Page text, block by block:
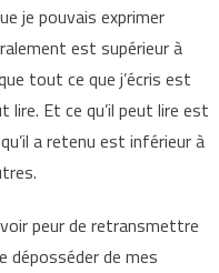
je pouvais exprimer
est supérieur à
tout ce que j’écris est
lire. Et ce qu’il peut lire est
a retenu est inférieur à
peur de retransmettre
déposséder de mes